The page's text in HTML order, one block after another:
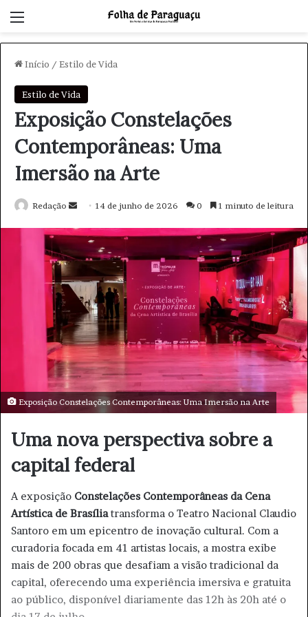
Início / Estilo de Vida
Estilo de Vida
Exposição Constelações
Contemporâneas: Uma
Imersão na Arte
Redação
n
d
u
m
e
-
a
l
14 de junho de 2026 0 1 minuto de leitura
Exposição Constelações Contemporâneas: Uma Imersão na Arte
Uma nova perspectiva sobre a
capital federal
A exposição Constelações Contemporâneas da Cena
Artística de Brasíliatransforma o Teatro Nacional Claudio
Santoro em um epicentro de inovação cultural. Com a
curadoria focada em 41 artistas locais, a mostra exibe
mais de 200 obras que desafiam a visão tradicional da
capital, oferecendo uma experiência imersiva e gratuita
ao público, disponível diariamente das 12h às 20h até o